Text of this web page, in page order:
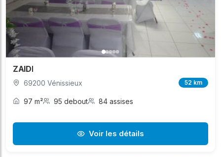
ZAIDI
69200 Vénissieux 52 km
97 m² 95 debout 84 assises
Voir les détails